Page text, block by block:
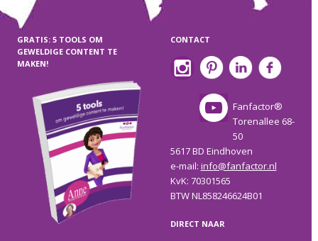
GRATIS: 5 TOOLS OM
GEWELDIGE CONTENT TE
MAKEN!
CONTACT
Fanfactor®
Torenallee 68-
50
5617 BD Eindhoven
e-mail: info@fanfactor.nl
KvK: 70301565
BTW NL858246624B01
DIRECT NAAR